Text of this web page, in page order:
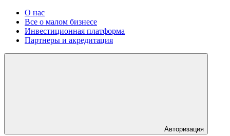
О нас
Все о малом бизнесе
Инвестиционная платформа
Партнеры и акредитация
Авторизация